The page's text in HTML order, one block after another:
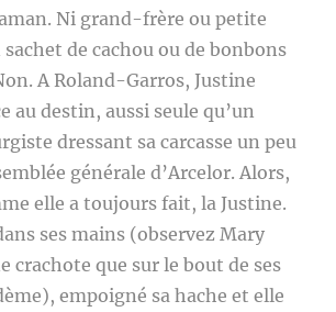
Ni grand-frère ou petite
de cachou ou de bonbons
A Roland-Garros, Justine
au destin, aussi seule qu’un
dressant sa carcasse un peu
générale d’Arcelor. Alors,
elle a toujours fait, la Justine.
ses mains (observez Mary
crachote que sur le bout de ses
empoigné sa hache et elle